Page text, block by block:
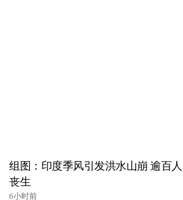
组图：印度季风引发洪水山崩 逾百人
丧生
6小时前